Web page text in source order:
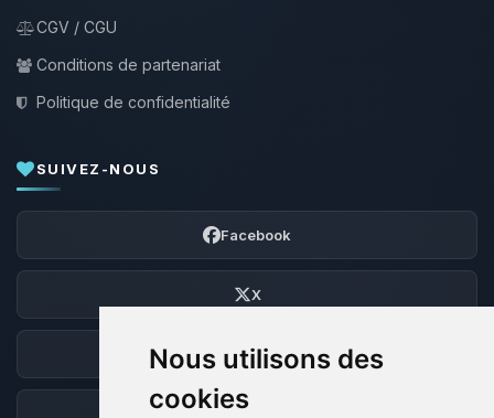
Nous utilisons des
cookies
CGV / CGU
Conditions de partenariat
Politique de confidentialité
SUIVEZ-NOUS
Facebook
X
Discord
Forum